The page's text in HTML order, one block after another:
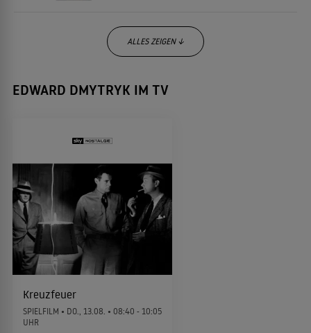
ALLES ZEIGEN ↓
1957 Das Land des Regenbaums
Treffpunkt Hongkong
ABENTEUERFILM
1955 Die linke Hand Gottes
1954 Die gebrochene Lanze
Warlock
Leb wohl, Liebling
DETEKTIVFILM
EDWARD DMYTRYK IM TV
Kreuzfeuer
SPIELFILM • DO., 13.08. • 08:40 - 10:05
UHR